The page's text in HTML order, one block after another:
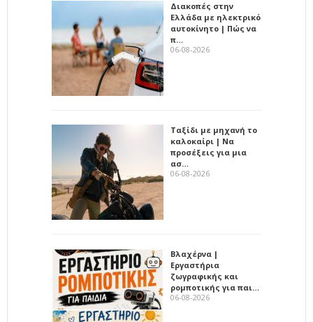
Διακοπές στην
Ελλάδα με ηλεκτρικό
αυτοκίνητο | Πώς να
π…
06-08-2026
Ταξίδι με μηχανή το
καλοκαίρι | Να
προσέξεις για μια
ασ…
06-08-2026
Βλαχέρνα |
Εργαστήρια
ζωγραφικής και
ρομποτικής για παι…
06-08-2026